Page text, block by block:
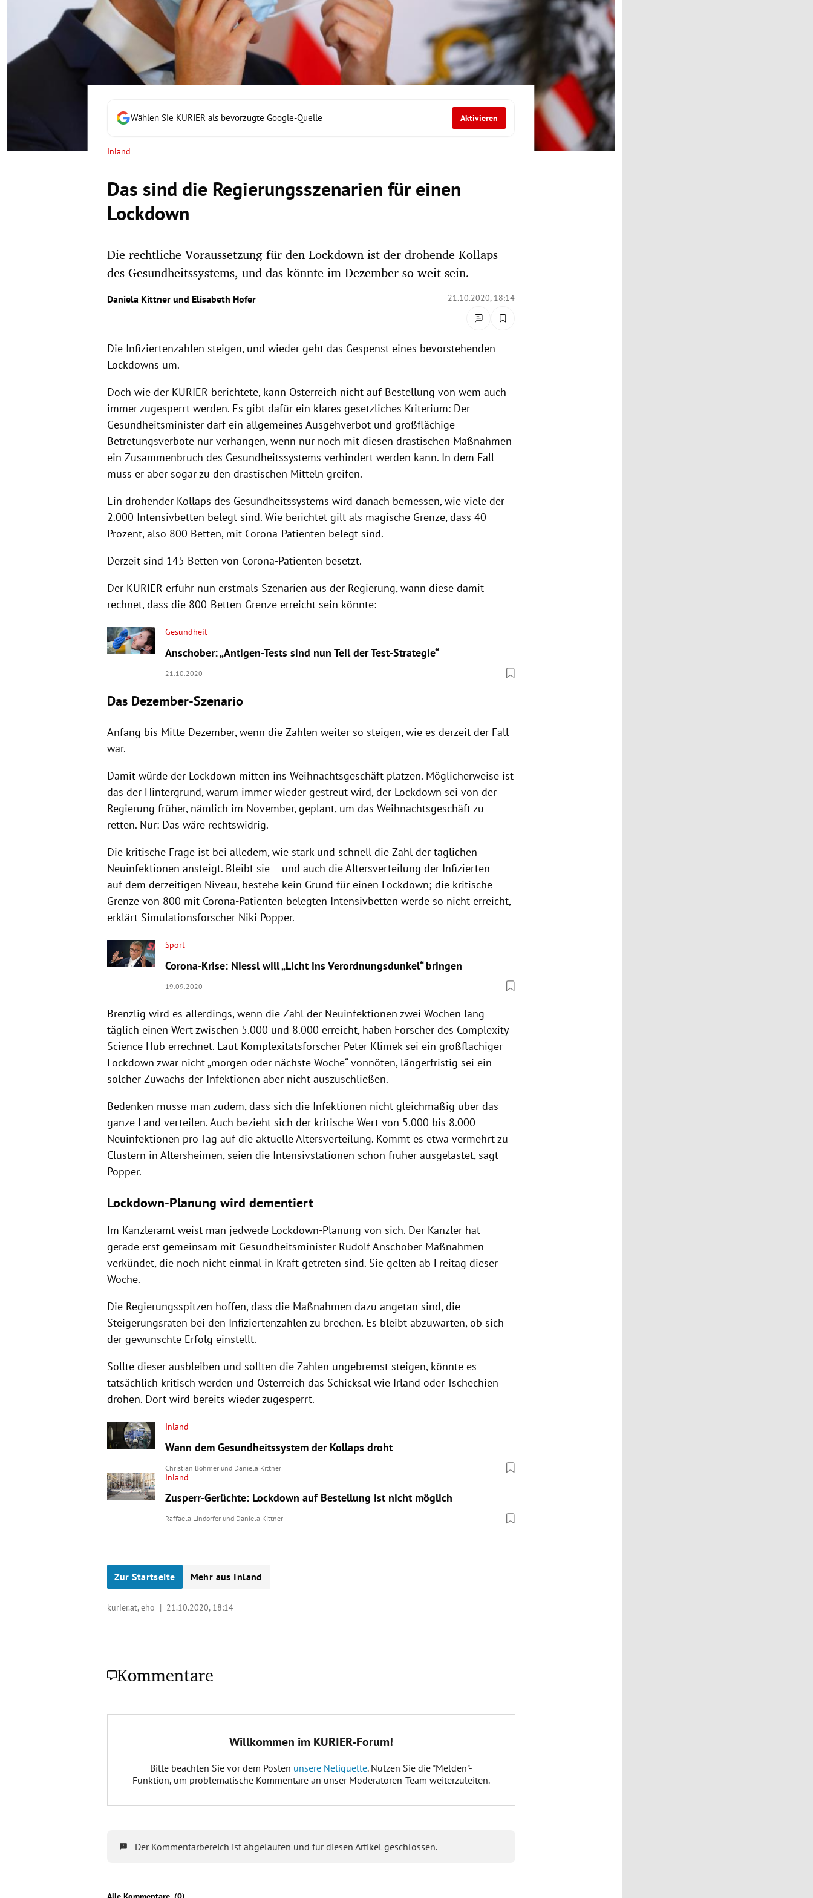
Untermenü
Untermenü
Wählen Sie KURIER als bevorzugte Google-Quelle Aktivieren
Inland
Das sind die Regierungsszenarien für einen
Lockdown
Die rechtliche Voraussetzung für den Lockdown ist der drohende Kollaps
des Gesundheitssystems, und das könnte im Dezember so weit sein.
Daniela Kittnerund Elisabeth Hofer 21.10.2020, 18:14
Die Infiziertenzahlen steigen, und wieder geht das Gespenst eines bevorstehenden
Lockdowns um.
Doch wie der KURIER berichtete, kann Österreich nicht auf Bestellung von wem auch
immer zugesperrt werden. Es gibt dafür ein klares gesetzliches Kriterium: Der
Gesundheitsminister darf ein allgemeines Ausgehverbot und großflächige
Betretungsverbote nur verhängen, wenn nur noch mit diesen drastischen Maßnahmen
ein Zusammenbruch des Gesundheitssystems verhindert werden kann. In dem Fall
muss er aber sogar zu den drastischen Mitteln greifen.
Ein drohender Kollaps des Gesundheitssystems wird danach bemessen, wie viele der
2.000 Intensivbetten belegt sind. Wie berichtet gilt als magische Grenze, dass 40
Prozent, also 800 Betten, mit Corona-Patienten belegt sind.
Derzeit sind 145 Betten von Corona-Patienten besetzt.
Der KURIER erfuhr nun erstmals Szenarien aus der Regierung, wann diese damit
rechnet, dass die 800-Betten-Grenze erreicht sein könnte:
Gesundheit
Anschober: „Antigen-Tests sind nun Teil der Test-Strategie“
21.10.2020
Das Dezember-Szenario
Anfang bis Mitte Dezember, wenn die Zahlen weiter so steigen, wie es derzeit der Fall
war.
Damit würde der Lockdown mitten ins Weihnachtsgeschäft platzen. Möglicherweise ist
das der Hintergrund, warum immer wieder gestreut wird, der Lockdown sei von der
Regierung früher, nämlich im November, geplant, um das Weihnachtsgeschäft zu
retten. Nur: Das wäre rechtswidrig.
Die kritische Frage ist bei alledem, wie stark und schnell die Zahl der täglichen
Neuinfektionen ansteigt. Bleibt sie – und auch die Altersverteilung der Infizierten –
auf dem derzeitigen Niveau, bestehe kein Grund für einen Lockdown; die kritische
Grenze von 800 mit Corona-Patienten belegten Intensivbetten werde so nicht erreicht,
erklärt Simulationsforscher Niki Popper.
Sport
Corona-Krise: Niessl will „Licht ins Verordnungsdunkel“ bringen
19.09.2020
Brenzlig wird es allerdings, wenn die Zahl der Neuinfektionen zwei Wochen lang
täglich einen Wert zwischen 5.000 und 8.000 erreicht, haben Forscher des Complexity
Science Hub errechnet. Laut Komplexitätsforscher Peter Klimek sei ein großflächiger
Lockdown zwar nicht „morgen oder nächste Woche“ vonnöten, längerfristig sei ein
solcher Zuwachs der Infektionen aber nicht auszuschließen.
Bedenken müsse man zudem, dass sich die Infektionen nicht gleichmäßig über das
ganze Land verteilen. Auch bezieht sich der kritische Wert von 5.000 bis 8.000
Neuinfektionen pro Tag auf die aktuelle Altersverteilung. Kommt es etwa vermehrt zu
Clustern in Altersheimen, seien die Intensivstationen schon früher ausgelastet, sagt
Popper.
Lockdown-Planung wird dementiert
Im Kanzleramt weist man jedwede Lockdown-Planung von sich. Der Kanzler hat
gerade erst gemeinsam mit Gesundheitsminister Rudolf Anschober Maßnahmen
verkündet, die noch nicht einmal in Kraft getreten sind. Sie gelten ab Freitag dieser
Woche.
Die Regierungsspitzen hoffen, dass die Maßnahmen dazu angetan sind, die
Steigerungsraten bei den Infiziertenzahlen zu brechen. Es bleibt abzuwarten, ob sich
der gewünschte Erfolg einstellt.
Sollte dieser ausbleiben und sollten die Zahlen ungebremst steigen, könnte es
tatsächlich kritisch werden und Österreich das Schicksal wie Irland oder Tschechien
drohen. Dort wird bereits wieder zugesperrt.
Inland
Wann dem Gesundheitssystem der Kollaps droht
Christian Böhmerund Daniela Kittner
Inland
Zusperr-Gerüchte: Lockdown auf Bestellung ist nicht möglich
Raffaela Lindorferund Daniela Kittner
Zur Startseite Mehr aus Inland
kurier.at, eho | 21.10.2020, 18:14
Kommentare